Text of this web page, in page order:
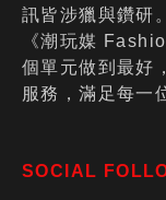
訊皆涉獵與鑽研。
《潮玩媒
個單元做到最好
服務，滿足每一
SOCIAL